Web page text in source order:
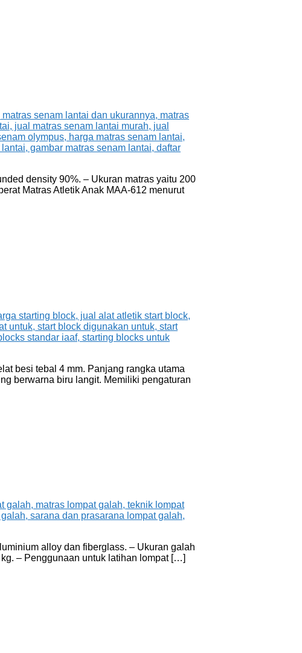
density 90%. – Ukuran matras yaitu 200
Matras Atletik Anak MAA-612 menurut
besi tebal 4 mm. Panjang rangka utama
berwarna biru langit. Memiliki pengaturan
alloy dan fiberglass. – Ukuran galah
– Penggunaan untuk latihan lompat […]